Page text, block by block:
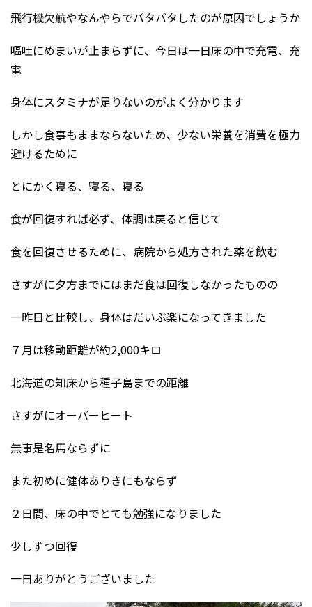
飛行機欠航やなんやらでバタバタしたのが原因でしょうか
嘔吐にめまいが止まらずに、今日は一日床の中で充電、充
電
身体にスタミナが足りないのがよく分かります
しかし食事もままならないため、少ない栄養を消費を極力
避けるために
とにかく寝る、寝る、寝る
食が回復すれば必ず、体調は戻ると信じて
食を回復させるために、病院から処方された薬を飲む
さすがに夕方までにはまだ食は回復しなかったものの
一昨日と比較し、身体はだいぶ楽になってきました
７月は移動距離が約2,000キロ
北海道の知床から種子島までの距離
さすがにオーバーヒート
無事是名馬ならずに
また初めに健体ありきにもならず
２日間、床の中でとても勉強になりました
少しずつ回復
一日ありがとうございました